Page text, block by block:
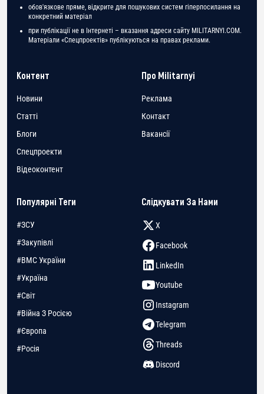
обов'язкове пряме, відкрите для пошукових систем гіперпосилання на
конкретний матеріал
при публікації не в Інтернеті – вказання адреси сайту MILITARNYI.COM.
Матеріали «Спецпроектів» публікуються на правах реклами.
Контент
Новини
Статті
Блоги
Спецпроекти
Відеоконтент
Про Militarnyi
Реклама
Контакт
Вакансії
Популярні Теги
#ЗСУ
#Закупівлі
#ВМС України
#Україна
#Світ
#Війна З Росією
#Європа
#Росія
Слідкувати За Нами
X
Facebook
LinkedIn
Youtube
Instagram
Telegram
Threads
Discord